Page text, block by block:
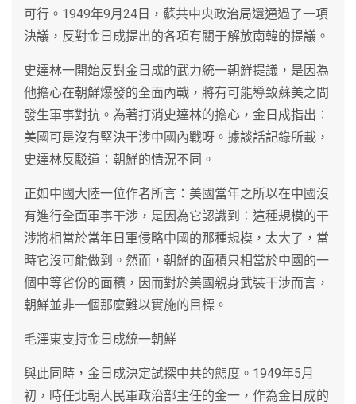
可行。1949年9月24日，蘇共中央政治局還通過了一項
決議，反對金日成提出的各項有關于解放南韓的提議。
史達林一開始反對金日成的武力統一朝鮮提議，是因為
他擔心在朝鮮爆發的全面內戰，將有可能導致蘇美之間
發生軍事對抗。為著打消史達林的擔心，金日成指出：
美國可是沒有堅決干涉中國內戰呀。據談話記錄所載，
史達林反駁道：朝鮮的情況不同。
正如中國大陸一位作者所言：美國當年之所以在中國沒
有進行全面軍事干涉，是因為它認識到：這種規模的干
涉將相當於當年日軍侵略中國的那種規模，太大了，當
時它沒可能做到。然而，朝鮮的面積只相當於中國的一
個中等省份的面積，因而對於美國親身武裝干涉而言，
朝鮮並非一個那麼難以實施的目標。
毛澤東支持金日成統一朝鮮
與此同時，金日成決定試探中共的態度。1949年5月
初，時任北朝人民軍政治部主任的金一，作為金日成的